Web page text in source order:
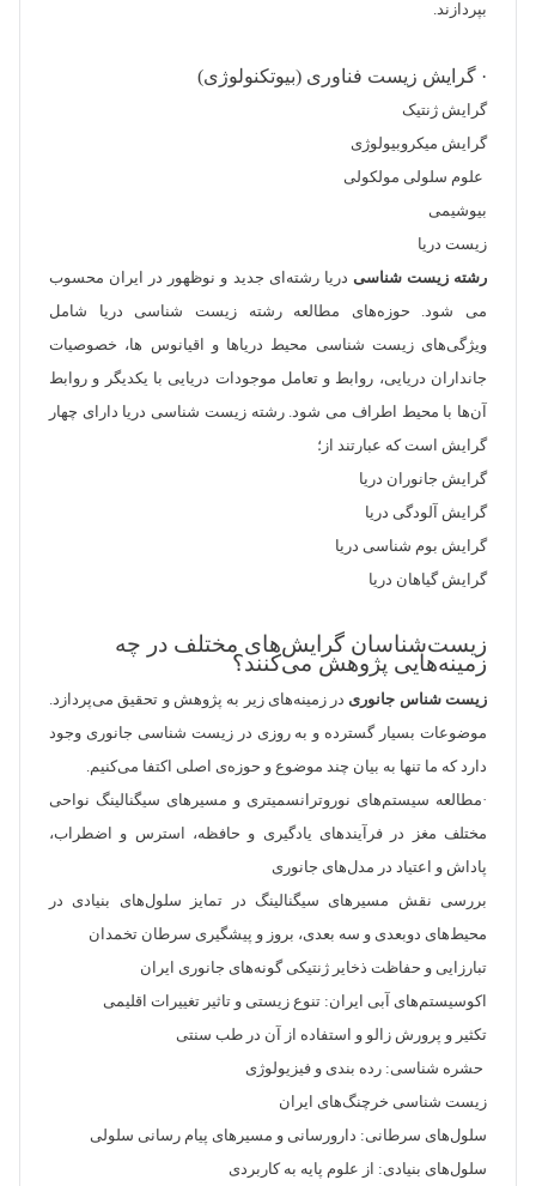
بپردازند.
· گرایش زیست فناوری (بیوتکنولوژی)
گرایش ژنتیک
گرایش میکروبیولوژی
علوم سلولی مولکولی
بیوشیمی
زیست دریا
رشته زیست شناسی دریا رشته‌ای جدید و نوظهور در ایران محسوب
می شود. حوزه‌های مطالعه رشته زیست شناسی دریا شامل
ویژگی‌های زیست شناسی محیط دریاها و اقیانوس ها، خصوصیات
جانداران دریایی، روابط و تعامل موجودات دریایی با یکدیگر و روابط
آن‌ها با محیط اطراف می شود. رشته زیست شناسی دریا دارای چهار
گرایش است که عبارتند از؛
گرایش جانوران دریا
گرایش آلودگی دریا
گرایش بوم شناسی دریا
گرایش گیاهان دریا
زیست‌شناسان گرایش‌های مختلف در چه
زمینه‌هایی پژوهش می‌کنند؟
زیست شناس جانوری در زمینه‌های زیر به پژوهش و تحقیق می‌پردازد.
موضوعات بسیار گسترده و به روزی در زیست شناسی جانوری وجود
دارد که ما تنها به بیان چند موضوع و حوزه‌ی اصلی اکتفا می‌کنیم.
·مطالعه سیستم‌های نوروترانسمیتری و مسیرهای سیگنالینگ نواحی
مختلف مغز در فرآیند‌های یادگیری و حافظه، استرس و اضطراب،
پاداش و اعتیاد در مدل‌های جانوری
بررسی نقش مسیرهای سیگنالینگ در تمایز سلول‌های بنیادی در
محیط‌های دوبعدی و سه بعدی، بروز و پیشگیری سرطان تخمدان
تبارزایی و حفاظت ذخایر ژنتیکی گونه‌های جانوری ایران
اکوسیستم‌های آبی ایران: تنوع زیستی و تاثیر تغییرات اقلیمی
تکثیر و پرورش زالو و استفاده از آن در طب سنتی
حشره شناسی: رده بندی و فیزیولوژی
زیست شناسی خرچنگ‌های ایران
سلول‌های سرطانی: دارورسانی و مسیرهای پیام رسانی سلولی
سلول‌های بنیادی: از علوم پایه به کاربردی